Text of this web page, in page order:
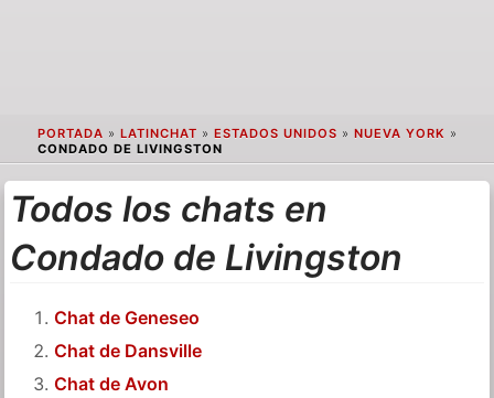
PORTADA » LATINCHAT » ESTADOS UNIDOS » NUEVA YORK »
CONDADO DE LIVINGSTON
Todos los chats en
Condado de Livingston
Chat de Geneseo
Chat de Dansville
Chat de Avon